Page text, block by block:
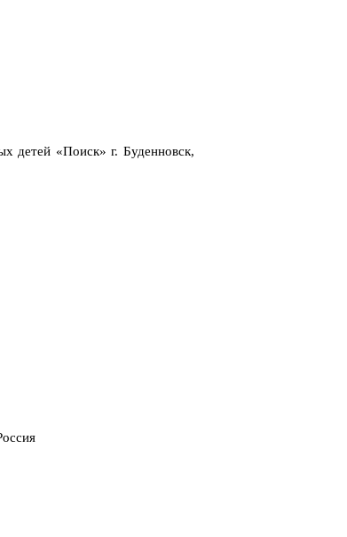
детей «Поиск» г. Буденновск,